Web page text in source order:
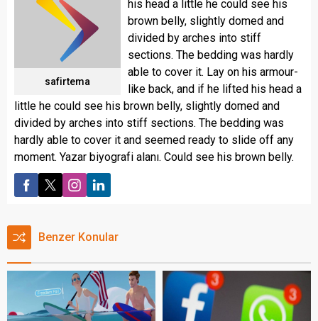
safirtema
his head a little he could see his
brown belly, slightly domed and
divided by arches into stiff
sections. The bedding was hardly
able to cover it. Lay on his armour-
like back, and if he lifted his head a
little he could see his brown belly, slightly domed and
divided by arches into stiff sections. The bedding was
hardly able to cover it and seemed ready to slide off any
moment. Yazar biyografi alanı. Could see his brown belly.
Benzer Konular